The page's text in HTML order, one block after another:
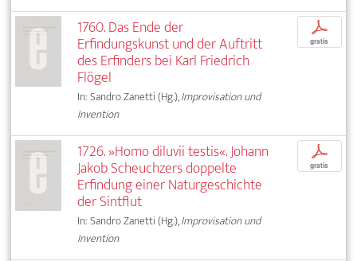
1760. Das Ende der
Erfindungskunst und der Auftritt
des Erfinders bei Karl Friedrich
Flögel
In: Sandro Zanetti (Hg.),Improvisation und
Invention
p
gratis
1726. »Homo diluvii testis«. Johann
Jakob Scheuchzers doppelte
Erfindung einer Naturgeschichte
der Sintflut
In: Sandro Zanetti (Hg.),Improvisation und
Invention
p
gratis